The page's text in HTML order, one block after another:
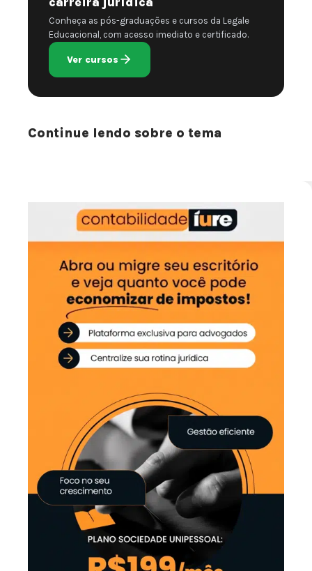
Conheça as pós-graduações e cursos da Legale
Educacional, com acesso imediato e certificado.
Ver cursos
Continue lendo sobre o tema